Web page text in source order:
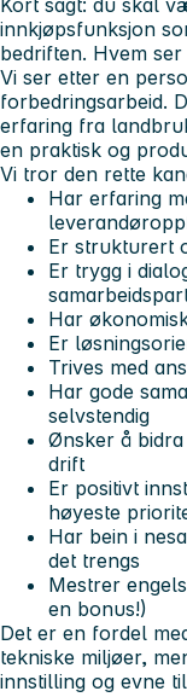
Kort sagt: du skal
innkjøpsfunksjon
bedriften. Hvem ser
Vi ser etter en
forbedringsarbeid.
erfaring fra
en praktisk og
Vi tror den rette
Har erfaring
Er strukturert
Er trygg i
Har
Er
Trives med
Har gode
selvstendig
Ønsker å
drift
Er positivt
høyeste
Har bein i
det trengs
Mestrer
en bonus!)
Det er en fordel
tekniske miljøer,
innstilling og evne